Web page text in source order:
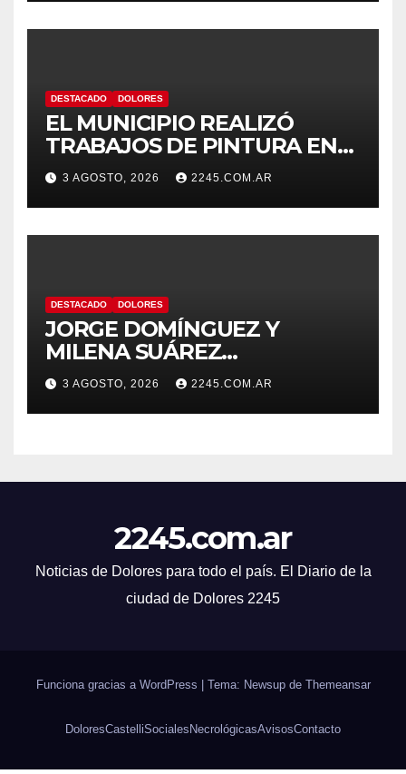
DESTACADO DOLORES
EL MUNICIPIO REALIZÓ
TRABAJOS DE PINTURA EN
LA ESCUELA N.º 10
3 AGOSTO, 2026 2245.COM.AR
DESTACADO DOLORES
JORGE DOMÍNGUEZ Y
MILENA SUÁREZ
INTENSIFICAN LA AGENDA
OPOSITORA EN DOLORES
CON UNA SERIE DE
3 AGOSTO, 2026 2245.COM.AR
2245.com.ar
Noticias de Dolores para todo el país. El Diario de la
ciudad de Dolores 2245
Funciona gracias a WordPress Tema: Newsup de Themeansar
DoloresCastelliSociales NecrológicasAvisosContacto